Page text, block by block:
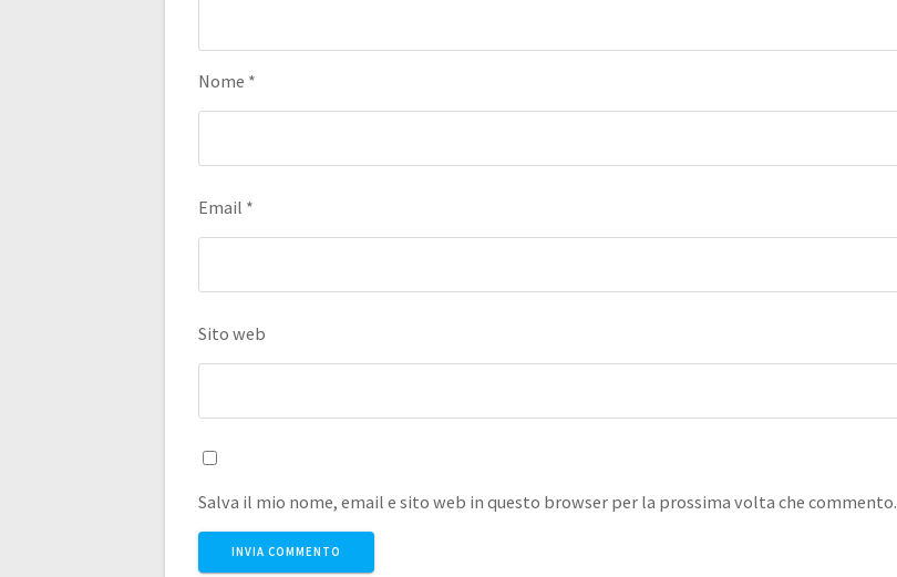
Nome *
Email *
Sito web
Salva il mio nome, email e sito web in questo browser per la prossima volta che commento.